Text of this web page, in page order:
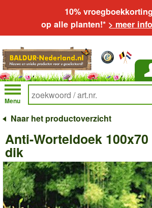
10% vroegboekkorting
op alle planten!* > meer
Menu
Naar het productoverzicht
Anti-Worteldoek
dik